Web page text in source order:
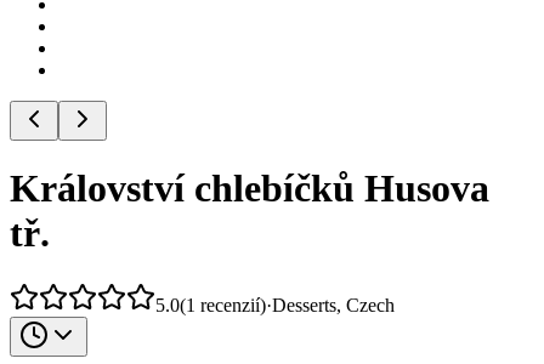
Království chlebíčků Husova
tř.
5.0(1 recenzií)·Desserts, Czech